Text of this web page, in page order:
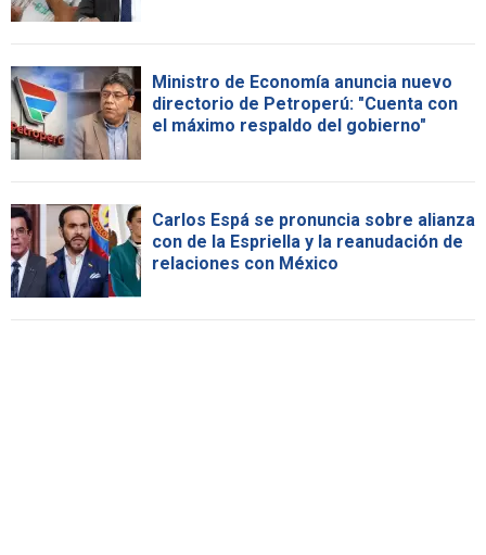
Ministro de Economía anuncia nuevo
directorio de Petroperú: "Cuenta con
el máximo respaldo del gobierno"
Carlos Espá se pronuncia sobre alianza
con de la Espriella y la reanudación de
relaciones con México